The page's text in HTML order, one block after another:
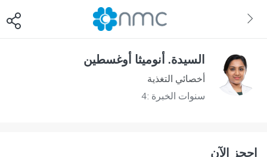
السيدة. أنوميثا أوغسطين
أخصائي التغذية
سنوات الخبرة :4
احجز الآن